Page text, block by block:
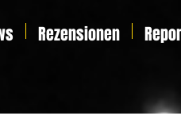
Rezensionen